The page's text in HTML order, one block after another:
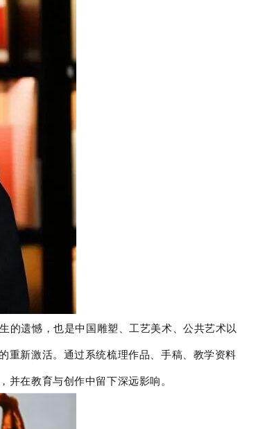
的遗憾，也是中国雕塑、工艺美术、公共艺术以
重新激活。通过系统梳理作品、手稿、教学资料
在教育与创作中留下深远影响。